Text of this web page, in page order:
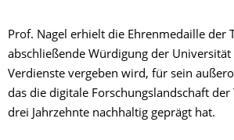
Prof. Nagel erhielt die Ehrenmedaille der
abschließende Würdigung der
Verdienste vergeben wird, für sein
das die digitale Forschungslandschaft der
drei Jahrzehnte nachhaltig geprägt hat.